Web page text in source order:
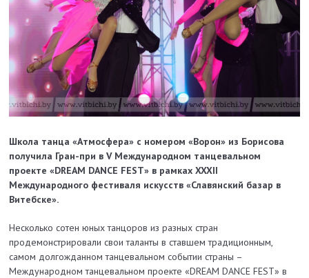
Школа танца «Атмосфера» с номером «Ворон» из Борисова
получила Гран-при в V Международном танцевальном
проекте «DREAM DANCE FEST» в рамках XXXIІ
Международного фестиваля искусств «Славянский базар в
Витебске».
Несколько сотен юных танцоров из разных стран
продемонстрировали свои таланты в ставшем традиционным,
самом долгожданном танцевальном событии страны –
Международном танцевальном проекте «DREAM DANCE FEST» в